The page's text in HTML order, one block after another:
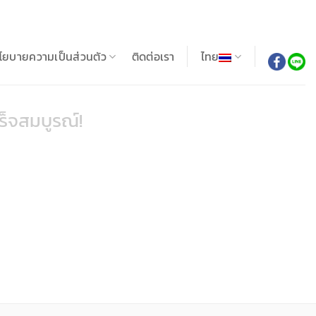
ยบายความเป็นส่วนตัว ติดต่อเรา ไทย
จสมบูรณ์!